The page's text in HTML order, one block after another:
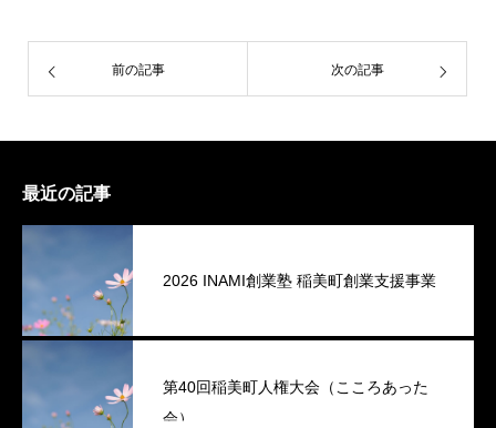
前の記事 次の記事
最近の記事
2026 INAMI創業塾 稲美町創業支援事業
第40回稲美町人権大会（こころあった
会）